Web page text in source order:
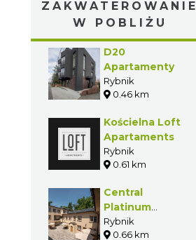
ZAKWATEROWANIE
W POBLIŻU
D20
Apartamenty
Rybnik
0.46 km
Kościelna Loft
Apartaments
Rybnik
0.61 km
Central
Platinum
Apartments
Rybnik
0.66 km